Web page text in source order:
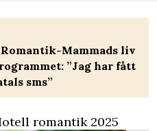
Mammads liv
”Jag har fått
sms”
romantik 2025